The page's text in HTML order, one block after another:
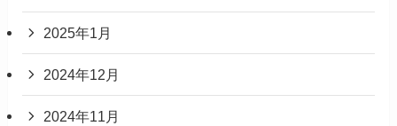
2025年1月
2024年12月
2024年11月